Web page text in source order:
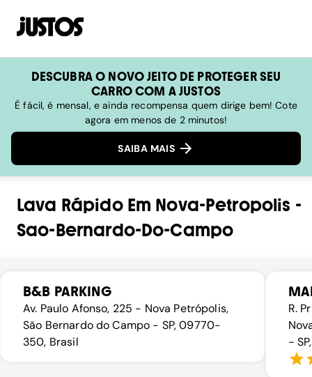
DESCUBRA O NOVO JEITO DE PROTEGER SEU
CARRO COM A JUSTOS
É fácil, é mensal, e ainda recompensa quem dirige bem! Cote
agora em menos de 2 minutos!
SAIBA MAIS
Lava RápidoEm Nova-Petropolis -
Sao-Bernardo-Do-Campo
B&B PARKING
Av. Paulo Afonso, 225 - Nova Petrópolis,
São Bernardo do Campo - SP, 09770-
350, Brasil
R.
-